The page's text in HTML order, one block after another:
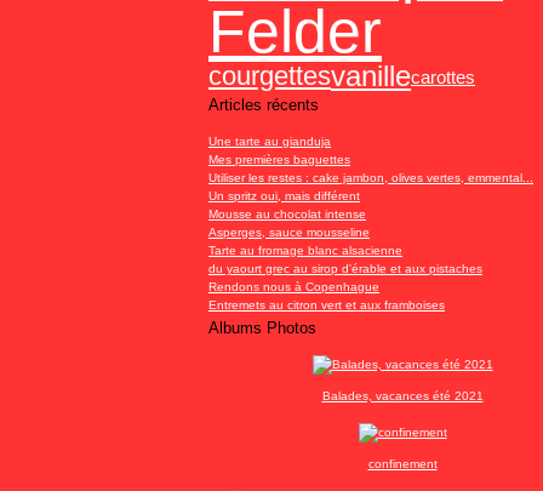
Felder
courgettesvanillecarottes
Articles récents
Une tarte au gianduja
Mes premières baguettes
Utiliser les restes : cake jambon, olives vertes, emmental...
Un spritz oui, mais différent
Mousse au chocolat intense
Asperges, sauce mousseline
Tarte au fromage blanc alsacienne
du yaourt grec au sirop d'érable et aux pistaches
Rendons nous à Copenhague
Entremets au citron vert et aux framboises
Albums Photos
Balades, vacances été 2021
confinement